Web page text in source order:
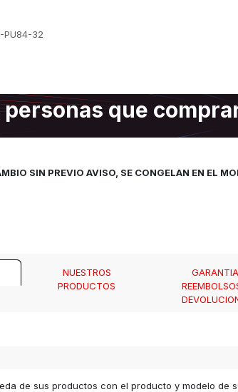
PU84-32
personas que
SIN PREVIO AVISO, SE CONGELAN EN EL
NUESTROS
PRODUCTOS
de sus productos con el producto y modelo de